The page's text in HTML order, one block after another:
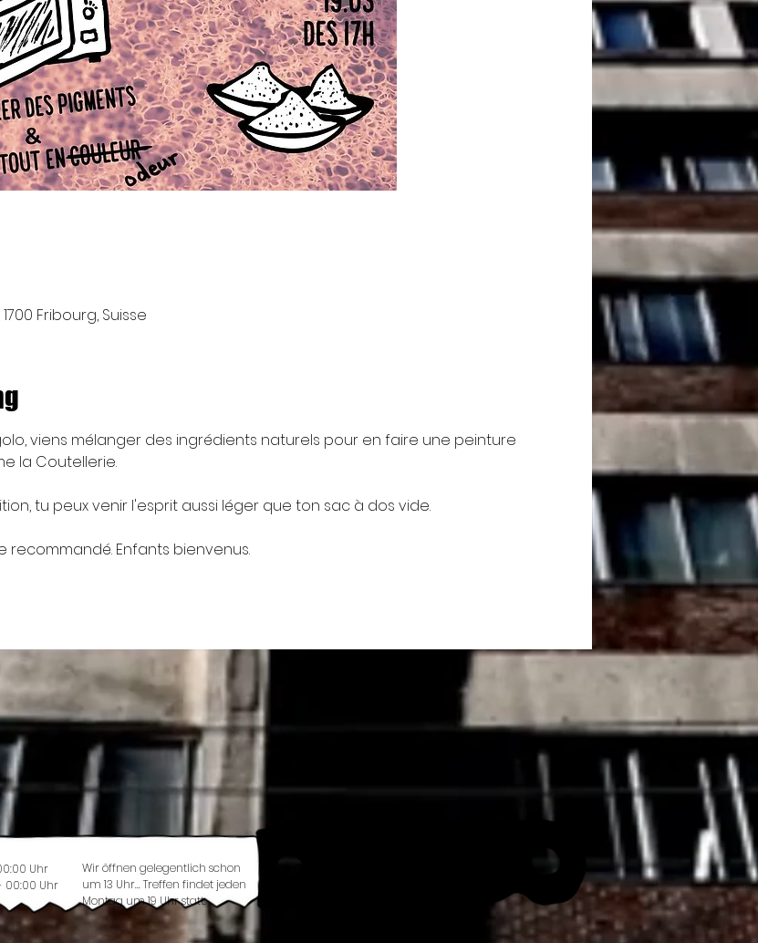
Fribourg, Suisse
viens mélanger des ingrédients naturels pour en faire une peinture
la Coutellerie.
tu peux venir l'esprit aussi léger que ton sac à dos vide.
recommandé. Enfants bienvenus.
Uhr
00:00 Uhr
Wir öffnen gelegentlich schon
um 13 Uhr... Treffen findet jeden
Montag um 19 Uhr statt.